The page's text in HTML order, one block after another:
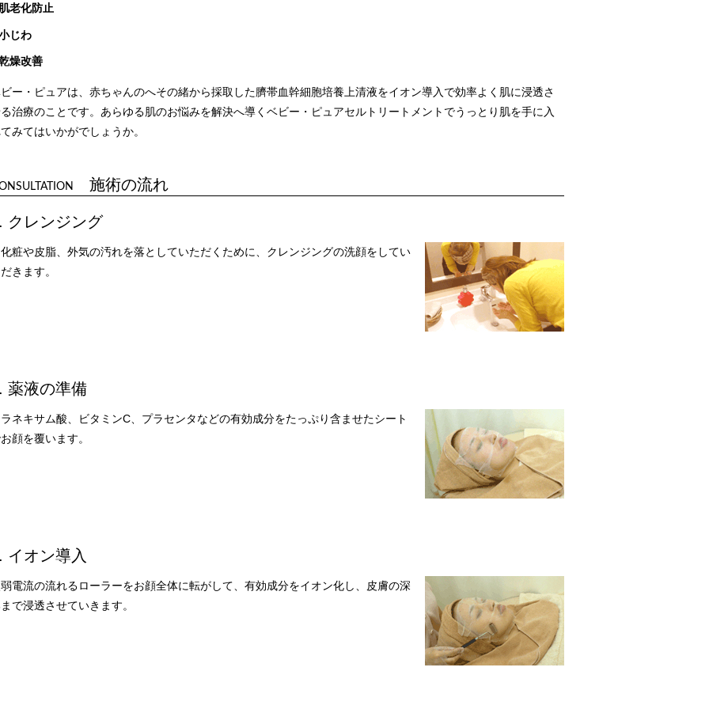
老化防止
じわ
燥改善
ー・ピュアは、赤ちゃんのへその緒から採取した臍帯血幹細胞培養上清液をイオン導入で効率よく肌に浸透さ
治療のことです。あらゆる肌のお悩みを解決へ導くベビー・ピュアセルトリートメントでうっとり肌を手に入
みてはいかがでしょうか。
施術の流れ
クレンジング
粧や皮脂、外気の汚れを落としていただくために、クレンジングの洗顔をしてい
きます。
薬液の準備
ネキサム酸、ビタミンC、プラセンタなどの有効成分をたっぷり含ませたシート
顔を覆います。
イオン導入
電流の流れるローラーをお顔全体に転がして、有効成分をイオン化し、皮膚の深
で浸透させていきます。